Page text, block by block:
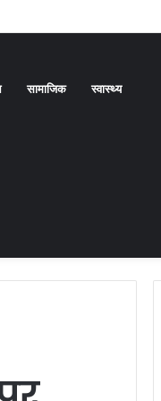
सामाजिक स्वास्थ्य